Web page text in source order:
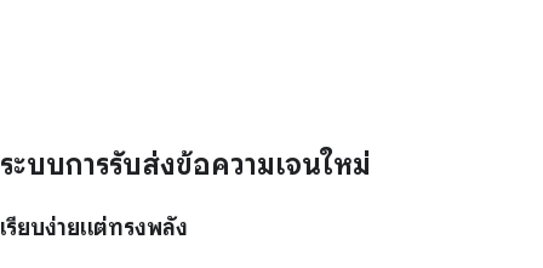
ระบบการรับส่งข้อความเจนใหม่
เรียบง่ายแต่ทรงพลัง